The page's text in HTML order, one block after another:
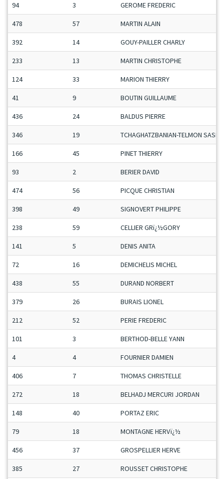
94 3 GEROME FREDERIC
478 57 MARTIN ALAIN
392 14 GOUY-PAILLER CHARLY
233 13 MARTIN CHRISTOPHE
124 33 MARION THIERRY
41 9 BOUTIN GUILLAUME
436 24 BALDUS PIERRE
346 19 TCHAGHATZBANIAN-TELMON SASHA
166 45 PINET THIERRY
93 2 BERIER DAVID
474 56 PICQUE CHRISTIAN
398 49 SIGNOVERT PHILIPPE
238 59 CELLIER GRï¿½GORY
141 5 DENIS ANITA
72 16 DEMICHELIS MICHEL
438 55 DURAND NORBERT
379 26 BURAIS LIONEL
212 52 PERIE FREDERIC
101 3 BERTHOD-BELLE YANN
4 4 FOURNIER DAMIEN
406 7 THOMAS CHRISTELLE
272 18 BELHADJ MERCURI JORDAN
148 40 PORTAZ ERIC
79 18 MONTAGNE HERVï¿½
456 37 GROSPELLIER HERVE
385 27 ROUSSET CHRISTOPHE